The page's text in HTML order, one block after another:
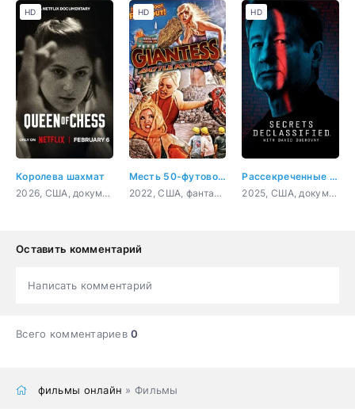
Королева шахмат
2026, США, документальный, биография
HD
Месть 50-футовой вебкамщицы
2022, США, фантастика, фэнтези, комедия
HD
Рассекреченные тайны с Дэвидом Духовны
2025, США, документальный, фантастика, история
HD
Оставить комментарий
Написать комментарий
Всего комментариев0
фильмы онлайн » Фильмы